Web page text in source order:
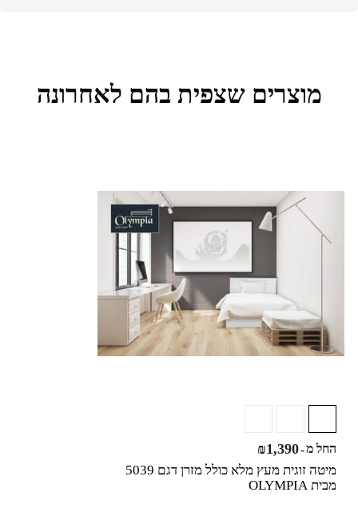
מוצרים שצפית בהם לאחרונה
מיטה זוגית מעץ מלא כולל מזרן דגם 5039
מבית OLYMPIA
החל מ-
₪1,390